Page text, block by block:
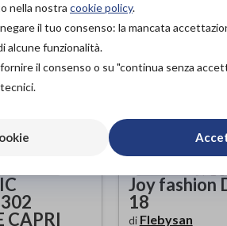
CAPRI
Joy fashion
18
di Flebysan
nella nostra cookie policy.
il tuo consenso: la mancata
alcune funzionalità.
il consenso o su "continua senza